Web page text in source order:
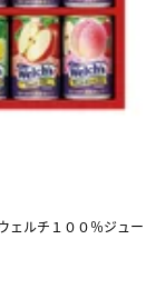
ェルチ１００％ジュー